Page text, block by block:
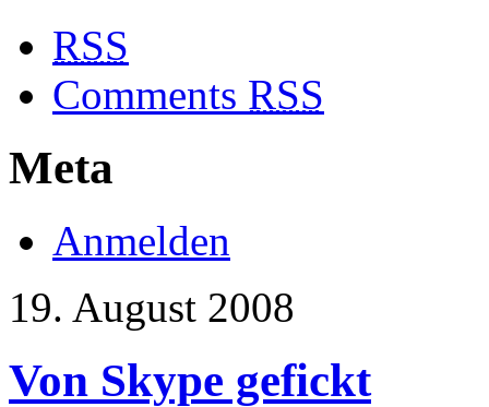
RSS
Comments RSS
Meta
Anmelden
19. August 2008
Von Skype gefickt